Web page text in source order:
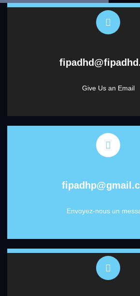
Give Us an Email
Envoyez-nous un